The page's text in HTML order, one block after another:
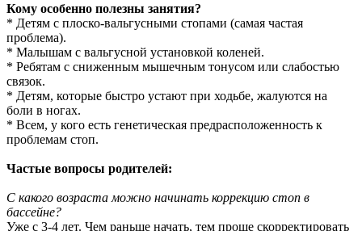
Кому особенно полезны занятия?
* Детям с плоско-вальгусными стопами (самая частая
проблема).
* Малышам с вальгусной установкой коленей.
* Ребятам с сниженным мышечным тонусом или слабостью
связок.
* Детям, которые быстро устают при ходьбе, жалуются на
боли в ногах.
* Всем, у кого есть генетическая предрасположенность к
проблемам стоп.
Частые вопросы родителей:
С какого возраста можно начинать коррекцию стоп в
бассейне?
Уже с 3-4 лет. Чем раньше начать, тем проще скорректировать